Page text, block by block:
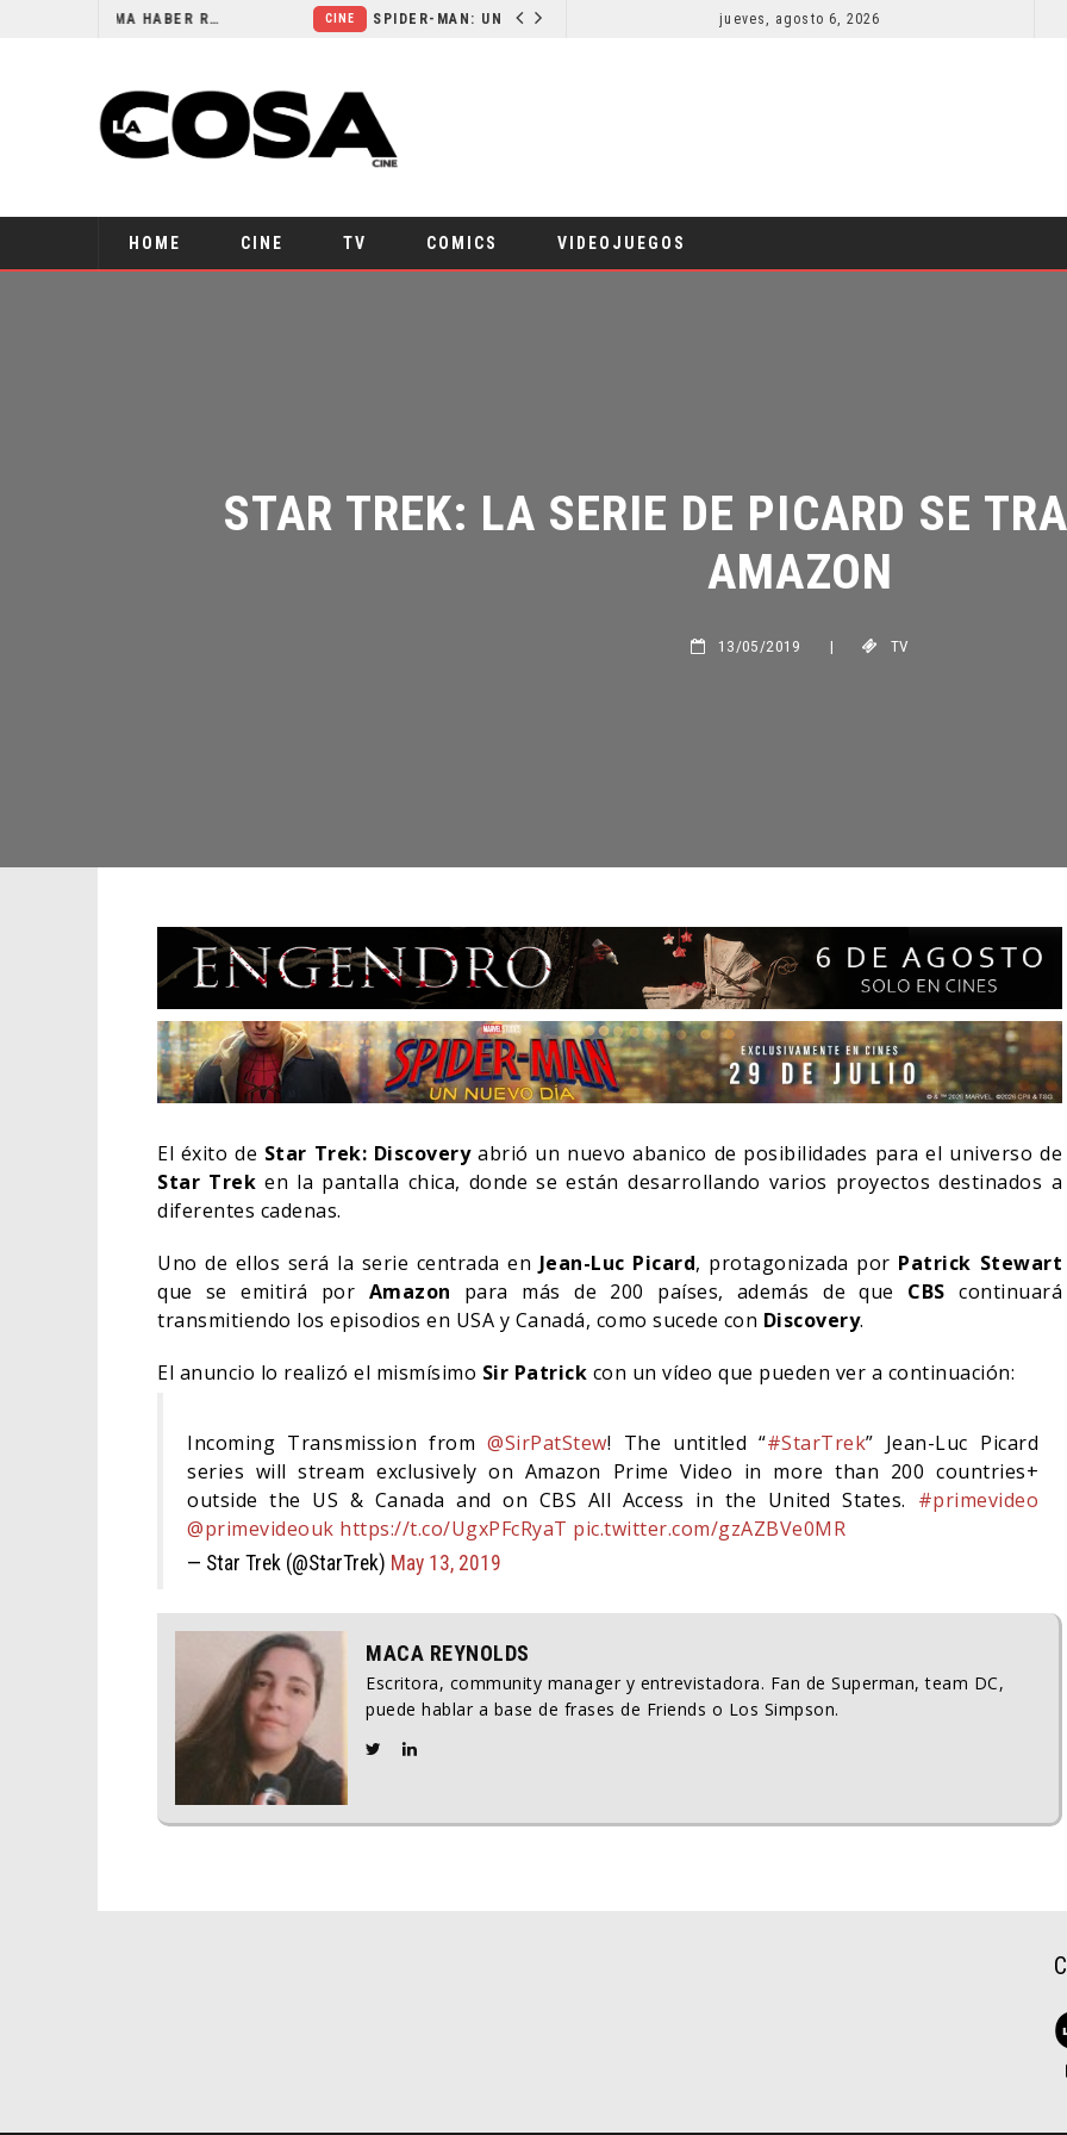
CINE jueves, agosto 6, 2026
HOME CINE TV COMICS VIDEOJUEGOS
STAR TREK: LA SERIE DE PICARD SE
AMAZON
El éxito de Star Trek: Discoveryabrió un nuevo abanico de posibilidades para el universo de
Star Treken la pantalla chica, donde se están desarrollando varios proyectos destinados a
diferentes cadenas.
Uno de ellos será la serie centrada en Jean-Luc Picard, protagonizada por Patrick Stewart
que se emitirá por Amazon para más de 200 países, además de que CBS continuará
transmitiendo los episodios en USA y Canadá, como sucede con Discovery.
El anuncio lo realizó el mismísimo Sir Patrick con un vídeo que pueden ver a continuación:
Incoming Transmission from@SirPatStew! The untitled “#StarTrek” Jean-Luc Picard
series will stream exclusively on Amazon Prime Video in more than 200 countries+
outside the US & Canada and on CBS All Access in the United States. #primevideo
@primevideouk https://t.co/UgxPFcRyaT pic.twitter.com/gzAZBVe0MR
— Star Trek (@StarTrek) May 13, 2019
MACA REYNOLDS
Escritora, community manager y entrevistadora. Fan de Superman, team DC,
puede hablar a base de frases de Friends o Los Simpson.
DESTIN DANIEL CRETTON
SOBRE LA CANCELACIÓN
DE WONDER MAN
TV 04/08/2026
MONSTER – TEMPORADA
PRIMERAS IMÁGENES
TV